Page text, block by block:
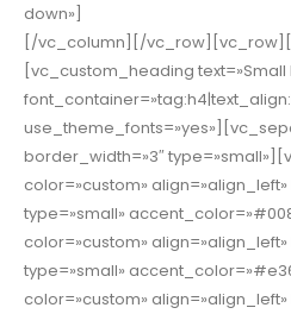
down»]
[/vc_column][/
[vc_custom_heading text=»Small
border_width=»3″
color=»custom»
type=»small»
color=»custom»
type=»small»
color=»custom»